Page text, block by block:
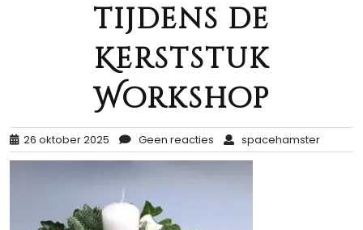
tijdens de
Kerststuk
Workshop
26 oktober 2025 Geen reacties spacehamster